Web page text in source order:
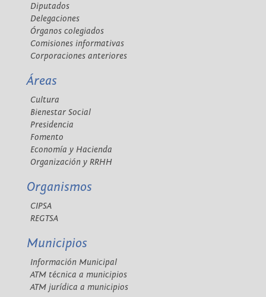
Diputados
Delegaciones
Órganos colegiados
Comisiones informativas
Corporaciones anteriores
Áreas
Cultura
Bienestar Social
Presidencia
Fomento
Economía y Hacienda
Organización y RRHH
Organismos
CIPSA
REGTSA
Municipios
Información Municipal
ATM técnica a municipios
ATM jurídica a municipios